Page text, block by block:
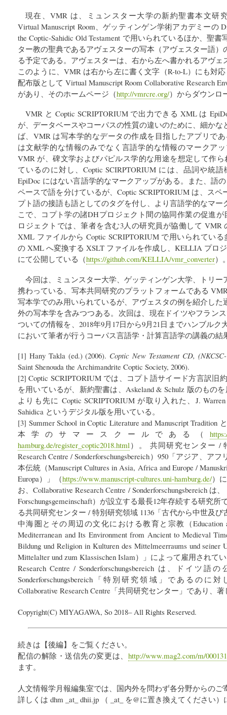
現在、VMR は、ミュンスター大学の新約聖書本文研究
Virtual Manuscript Room、ゲッティンゲン学術アカデミーの
the Coptic-Sahidic Old Testament で用いられているほか、聖
ター教の聖典であるアヴェスターの写本（アヴェスター語
る予定である。アヴェスターは、右から左へ書かれるアヴ
このように、VMR は右から左に書く文字（R-to-L）にも対
配布版として Virtual Manuscript Room Collaborative Research
があり、そのホームページ（http://vmrcre.org/）からダウンロ
VMR と Coptic SCRIPTORIUM で出力できる XML は
が、データベースやコーパスの性質の違いのために、細か
ば、VMR は写本学的なデータの作成を目指したアプリであ
は文献学的な情報のみでなく言語学的な情報のマークア
VMR が、碑文学およびパピルス学的な用途を想定して作ら
ているのに対し、Coptic SCIRPTORIUM には、品詞や統
EpiDoc にはない言語学的なマークアップがある。また、語
ペースで語を分けているが、Coptic SCRIPTORIUM は、ス
プト語の接語も語としてのタグを付し、より言語学的なマ
こで、コプト学の諸DHプロジェクト間の協同作業の促進
ロジェクトでは、筆者を含む3人の研究員が協働して VMR
XML ファイルから Coptic SCRIPTORIUM で用いられてい
の XML へ変換する XSLT ファイルを作成し、KELLIA プロ
にて公開している（https://github.com/KELLIA/vmr_converter）
今回は、ミュンスター大学、ゲッティンゲン大学、トリー
携わっている、写本共同研究のプラットフォームである
写本学でのみ用いられているが、アヴェスタの例を紹介した
外の写本学を含みつつある。次回は、現在ドイツやフラン
ついての情報を、2018年9月17日から9月21日までハンブル
において筆者が行うコーパス言語学・計算言語学の講義の結
[1] Hany Takla (ed.) (2006). Coptic New Testament CD,
Saint Shenouda the Archimandrite Coptic Society, 2006).
[2] Coptic SCRIPTORIUM では、コプト語サイード方言訳旧
を用いているが、新約聖書は、Askeland & Schulz 版のもの
よりも先に Coptic SCRIPTORIUM が取り入れた、J.
Sahidica というデジタル版を用いている。
[3] Summer School in Coptic Literature and Manuscript
本学のサマースクールである（
hamburg.de/register_coptic2018.html）。 共同研究センター /
Research Centre / Sonderforschungsbereich）950「アジア、ア
本伝統（Manuscript Cultures in Asia, Africa and Europe /
Europa）」（https://www.manuscript-cultures.uni-hamburg.de/）
お、Collaborative Research Centre / Sonderforschungsbereich は
Forschungsgemeinschaft）が設立する最長12年存続する研究
る共同研究センター / 特別研究領域 1136「古代から中世及
中海圏とその周辺の文化における教育と宗教（Education
Mediterranean and Its Environment from Ancient to Medieval
Bildung und Religion in Kulturen des Mittelmeerraums und seiner
Mittelalter und zum Klassischen Islam）」によって雇用されて
Research Centre / Sonderforschungsbereich は、ドイツ
Sonderforschungsbereich「特別研究領域」であるのに
Collaborative Research Centre「共同研究センター」であり、
Copyright(C) MIYAGAWA, So 2018– All Rights Reserved.
続きは【後編】をご覧ください。
配信の解除・送信先の変更は、 http://www.mag2.com/m/
ます。
人文情報学月報編集室では、国内外を問わず各分野からの
詳しくは dhm _at_ dhii.jp （ _at_ を@に置き換えてください